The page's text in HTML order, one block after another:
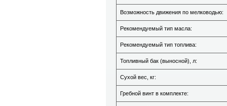
Возможность движения по мелководью:
Рекомендуемый тип масла:
Рекомендуемый тип топлива:
Топливный бак (выносной), л:
Сухой вес, кг:
Гребной винт в комплекте: